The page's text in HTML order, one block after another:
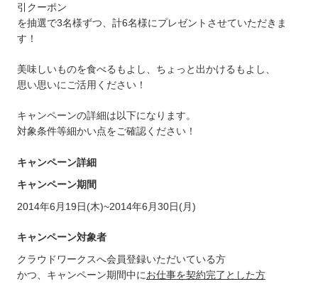
引クーポン
を抽選で3名様ずつ、計6名様にプレゼントさせていただきま
す！
美味しいものを食べるもよし、ちょっと出かけるもよし、
思い思いにご活用ください！
キャンペーンの詳細は以下になります。
対象条件等細かい点をご確認ください！
キャンペーン詳細
キャンペーン期間
2014年6月19日(木)~2014年6月30日(月)
キャンペーン対象者
クラウドワークスへ会員登録いただいている方
かつ、キャンペーン期間中にお仕事を契約完了とした方